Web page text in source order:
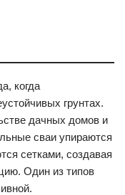
когда
грунтах.
дачных домов и
сваи упираются
сетками, создавая
Один из типов